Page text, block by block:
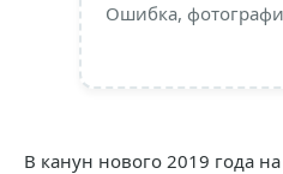
Ошибка,
В канун нового 2019 года